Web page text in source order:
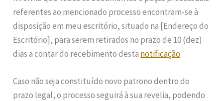
referentes ao mencionado processo encontram-se à
disposição em meu escritório, situado na [Endereço do
Escritório], para serem retirados no prazo de 10 (dez)
dias a contar do recebimento desta notificação.
Caso não seja constituído novo patrono dentro do
prazo legal, o processo seguirá à sua revelia, podendo